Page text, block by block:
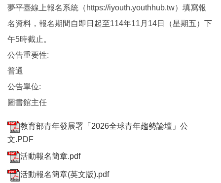
夢平臺線上報名系統（https://iyouth.youthhub.tw）填寫報
名資料，報名期間自即日起至114年11月14日（星期五）下
午5時截止。
公告重要性:
普通
公告單位:
圖書館主任
教育部青年發展署「2026全球青年趨勢論壇」公
文.PDF
活動報名簡章.pdf
活動報名簡章(英文版).pdf